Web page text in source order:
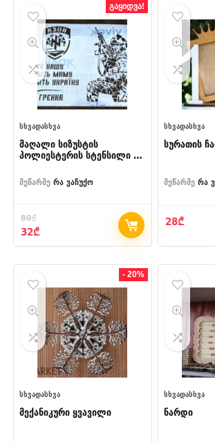
გაყიდვა!
ᲡᲮᲕᲐᲓᲐᲡᲮᲕᲐ
მაღალი სიზუსტის
პოლიესტერის სტენსილი –
ინდივიდუალური დიზაინით
(130×90 სმ)
მეწარმე რა ვაჩუქო
80₾
Original
price
32₾Current
price
ᲡᲮᲕᲐᲓᲐᲡᲮᲕᲐ
სურათის
მეწარმე რა
28₾
- 20%
ᲡᲮᲕᲐᲓᲐᲡᲮᲕᲐ
მექანიკური ყვავილი
ᲡᲮᲕᲐᲓᲐᲡᲮᲕᲐ
ნარდი